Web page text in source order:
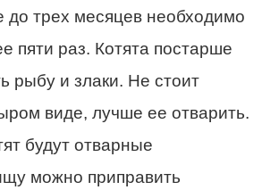
до трех месяцев необходимо
пяти раз. Котята постарше
рыбу и злаки. Не стоит
виде, лучше ее отварить.
будут отварные
можно приправить